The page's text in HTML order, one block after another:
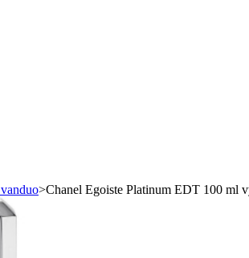
>Chanel Egoiste Platinum EDT 100 ml